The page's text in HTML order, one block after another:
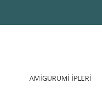
AMİGURUMİ İPLERİ